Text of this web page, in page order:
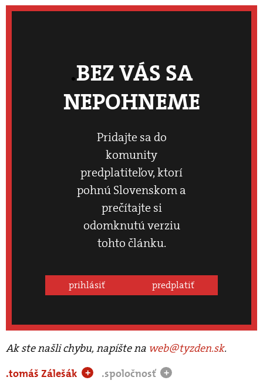
BEZ VÁS SA
NEPOHNEME
Pridajte sa do
komunity
predplatiteľov, ktorí
pohnú Slovenskom a
prečítajte si
odomknutú verziu
tohto článku.
prihlásiť predplatiť
Ak ste našli chybu, napíšte na web@tyzden.sk.
.tomáš Zálešák
+ .spoločnosť +